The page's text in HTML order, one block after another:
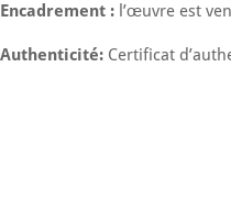
Encadrement : l’œuvre est
Authenticité: Certificat